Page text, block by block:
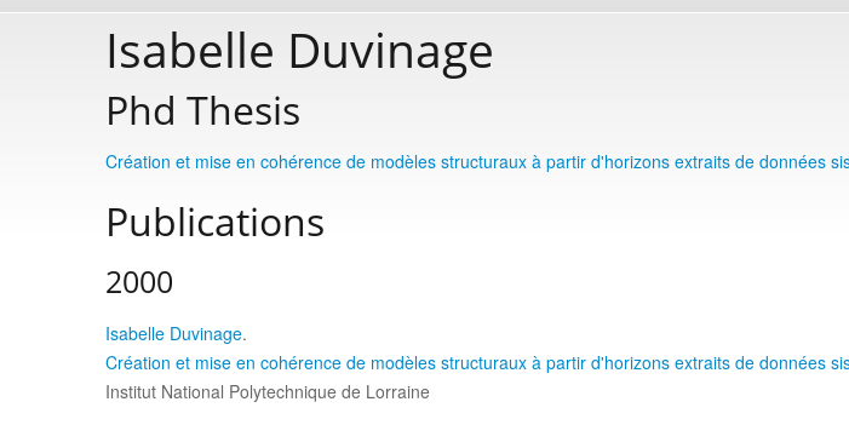
Isabelle Duvinage
Phd Thesis
Création et mise en cohérence de modèles structuraux à partir d'horizons extraits de données
Publications
2000
Isabelle Duvinage.
Création et mise en cohérence de modèles structuraux à partir d'horizons extraits de données
Institut National Polytechnique de Lorraine